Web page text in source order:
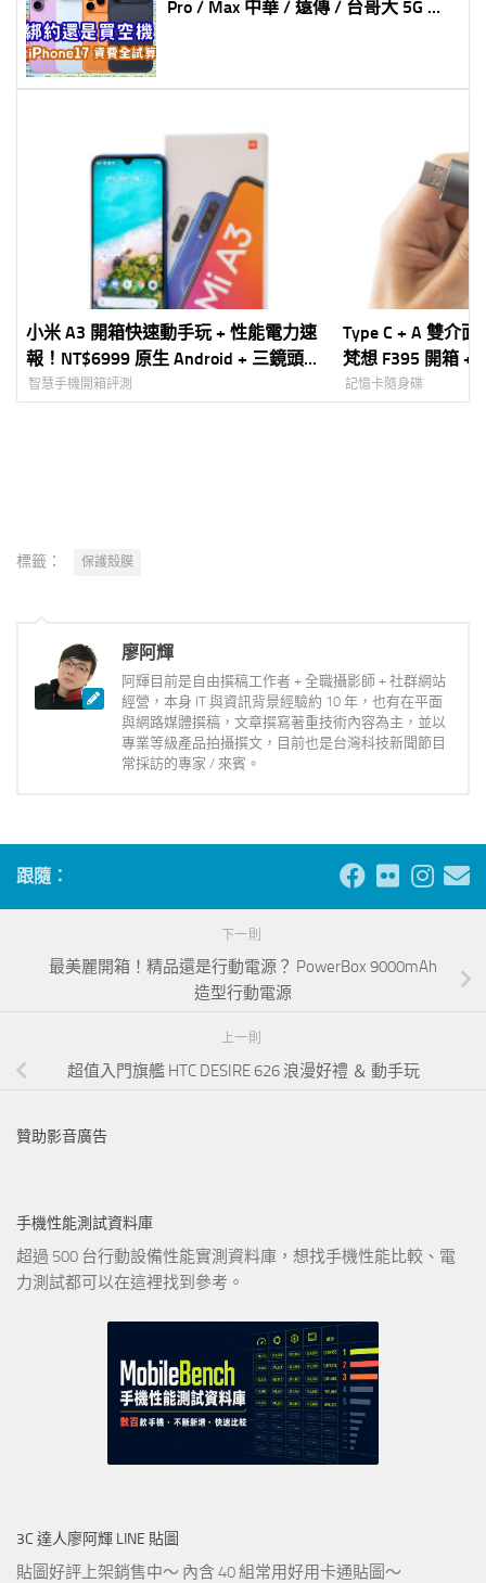
Pro / Max 中華 / 遠傳 / 台哥大 5G 綁
小米 A3 開箱快速動手玩 + 性能電力速
報！NT$6999 原生 Android + 三鏡頭挑
戰性價比定義
智慧手機開箱評測
Type C + A 雙介
梵想 F395 開箱 +
記憶卡隨身碟
標籤： 保護殼膜
廖阿輝
阿輝目前是自由撰稿工作者 + 全職攝影師 + 社群網站
經營，本身 IT 與資訊背景經驗約 10 年，也有在平面
與網路媒體撰稿，文章撰寫著重技術內容為主，並以
專業等級產品拍攝撰文，目前也是台灣科技新聞節目
常採訪的專家 / 來賓。
跟隨：
下一則
最美麗開箱！精品還是行動電源？ PowerBox 9000mAh
造型行動電源
上一則
超值入門旗艦 HTC DESIRE 626 浪漫好禮 ＆ 動手玩
贊助影音廣告
手機性能測試資料庫
超過 500 台行動設備性能實測資料庫，想找手機性能比較、電
力測試都可以在這裡找到參考。
3C 達人廖阿輝 LINE 貼圖
貼圖好評上架銷售中～ 內含 40 組常用好用卡通貼圖～